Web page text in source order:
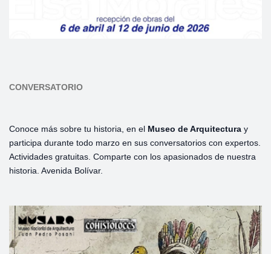
CONVERSATORIO
Conoce más sobre tu historia, en el Museo de Arquitectura y
participa durante todo marzo en sus conversatorios con expertos.
Actividades gratuitas. Comparte con los apasionados de nuestra
historia. Avenida Bolívar.